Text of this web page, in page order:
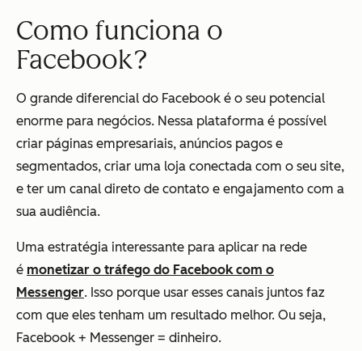
Como funciona o
Facebook?
O grande diferencial do Facebook é o seu potencial
enorme para negócios. Nessa plataforma é possível
criar páginas empresariais, anúncios pagos e
segmentados, criar uma loja conectada com o seu site,
e ter um canal direto de contato e engajamento com a
sua audiência.
Uma estratégia interessante para aplicar na rede
é monetizar o tráfego do Facebook com o
Messenger. Isso porque usar esses canais juntos faz
com que eles tenham um resultado melhor. Ou seja,
Facebook + Messenger = dinheiro.